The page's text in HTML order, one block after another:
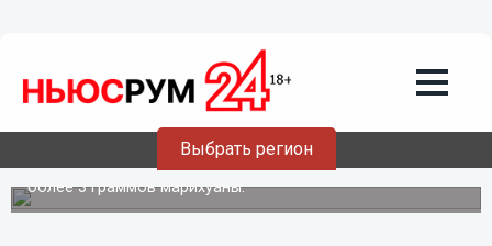
Выбрать регион
Нижегородские полицейские
задержали безработного,
пытавшегося передать в ИВС
марихуану в переплете УПК РФ
Экспертизой установлено наличие в изъятом веществе
более 3 граммов марихуаны.